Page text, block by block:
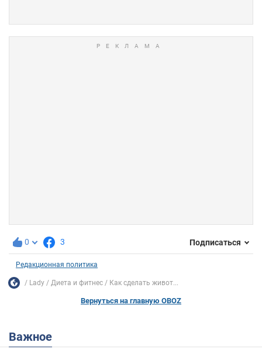
0 3 Подписаться
Редакционная политика
Lady Диета и фитнес Как сделать живот...
Вернуться на главную OBOZ
Важное